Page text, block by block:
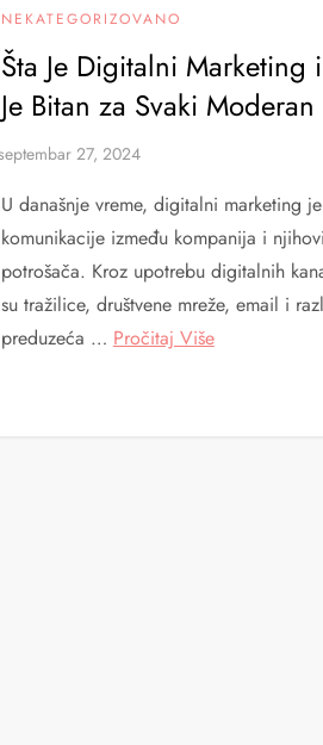
NEKATEGORIZOVANO
Šta Je Digitalni Marketing
Je Bitan za Svaki
U današnje vreme, digitalni marketing
komunikacije između kompanija i
potrošača. Kroz upotrebu digitalnih
su tražilice, društvene mreže, email i
preduzeća … Pročitaj Više